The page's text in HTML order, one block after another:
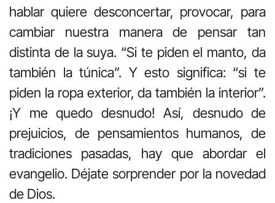
hablar quiere desconcertar, provocar, para
cambiar nuestra manera de pensar tan
distinta de la suya. “Si te piden el manto, da
también la túnica”. Y esto significa: “si te
piden la ropa exterior, da también la interior”.
¡Y me quedo desnudo! Así, desnudo de
prejuicios, de pensamientos humanos, de
tradiciones pasadas, hay que abordar el
evangelio. Déjate sorprender por la novedad
de Dios.